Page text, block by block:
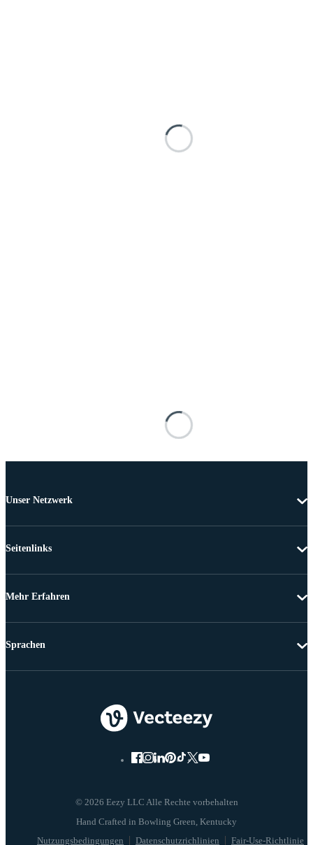
Unser Netzwerk
Seitenlinks
Mehr Erfahren
© 2026 Eezy LLC Alle Rechte vorbehalten
Nutzungsbedingungen Datenschutzrichlinien Fair-Use-Richtlinie
Sprachen